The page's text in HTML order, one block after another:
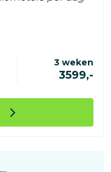
3 weken
3599,-